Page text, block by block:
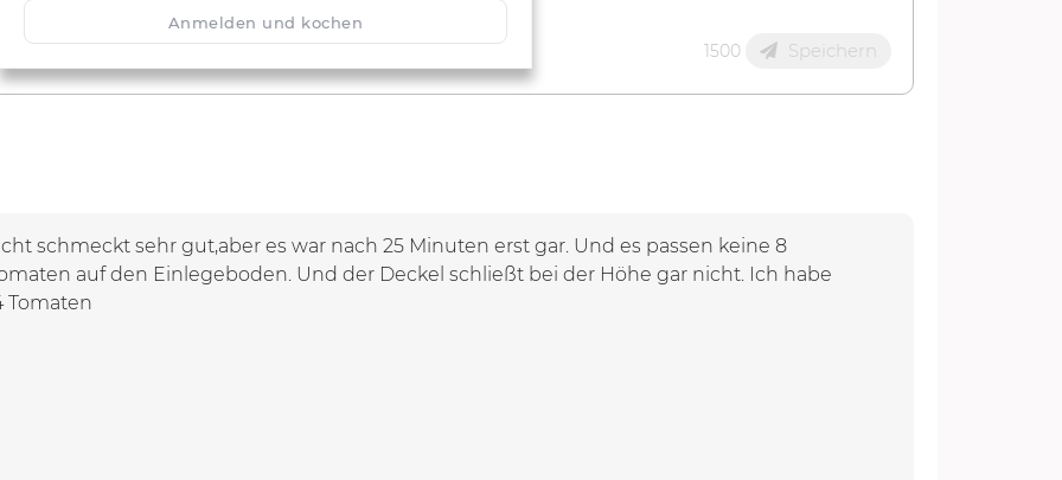
Anmelden und kochen
1500 Speichern
schmeckt sehr gut,aber es war nach 25 Minuten erst gar. Und es passen keine 8
auf den Einlegeboden. Und der Deckel schließt bei der Höhe gar nicht. Ich habe
Tomaten